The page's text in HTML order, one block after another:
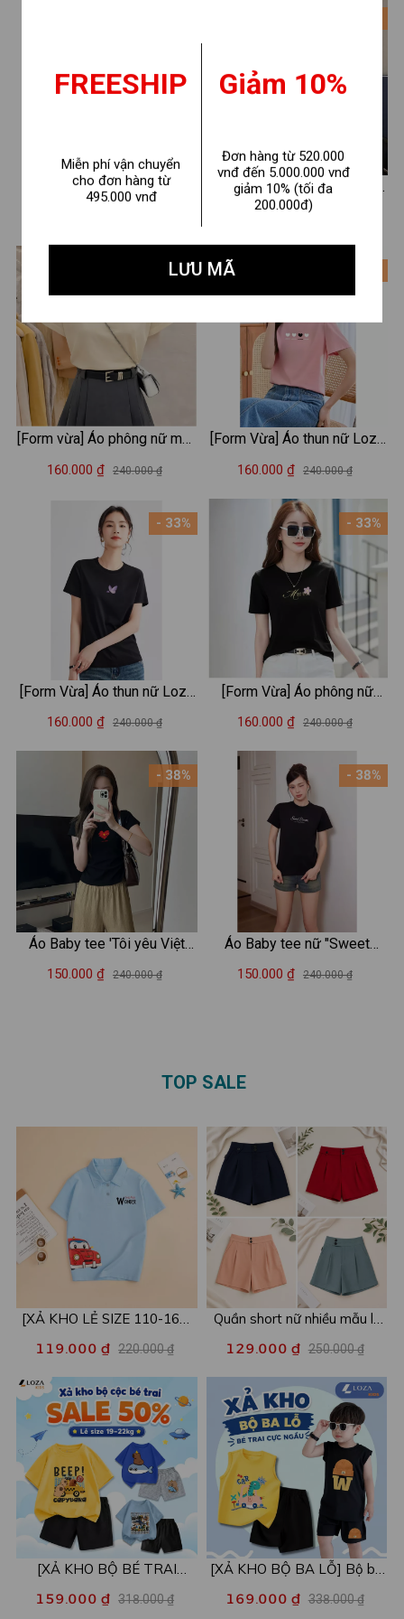
Áo Baby tee nữ "EMPTY"
- 33%
[Form vừa] Áo phông nữ màu
Be nhiều mẫu - Loza G0467
160.000 ₫ 240.000 ₫
- 33%
[Form Vừa] Áo thun nữ Loza
2 màu đen/trắng chất liệu
phông nữ Mã VT8131
160.000 ₫ 240.000 ₫
- 38%
Áo Baby tee 'Tôi yêu Việt
Nam' in hình 'Cờ đỏ sao
150.000 ₫ 240.000 ₫
[Form Vừa] Áo thun nữ cổ tim
form vừa in hình - Áo phông
[Form Vừa] Áo thun nữ Loza
hình tim nhiều màu chất liệu
phông mùa hè mã VT8132
160.000 ₫ 240.000 ₫
- 33%
[Form Vừa] Áo phông nữ
Loza chất liệu thun cotton
160.000 ₫ 240.000 ₫
- 38%
Áo Baby tee nữ "Sweet
dream" 2 màu trắng/đen
150.000 ₫ 240.000 ₫
[XẢ KHO LẺ SIZE 110-160]
mẫu - Áo trẻ em từ 15-42kg
- Loza Kids XPL001
119.000 ₫ 220.000 ₫
Quần short nữ nhiều mẫu lẻ
còn 99k/c - Loza XA016
129.000 ₫ 250.000 ₫
[XẢ KHO BỘ BÉ TRAI
nhiều mẫu - Quần áo bé trai
159.000 ₫ 318.000 ₫
[XẢ KHO BỘ BA LỖ] Bộ ba
size từ 15-40kg - Quần áo
169.000 ₫ 338.000 ₫
TOP SALE
FREESHIP
Miễn phí vận chuyển
cho đơn hàng từ
495.000 vnđ
Giảm 10%
Đơn hàng từ 520.000
vnđ đến 5.000.000 vnđ
giảm 10% (tối đa
200.000đ)
LƯU MÃ